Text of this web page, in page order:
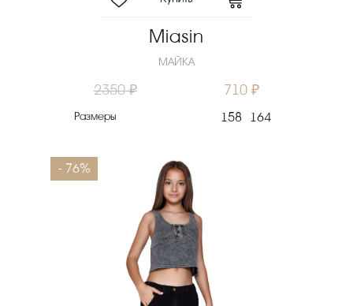
Miasin
МАЙКА
2350 ₽ 710 ₽
Размеры 158 164
- 76%